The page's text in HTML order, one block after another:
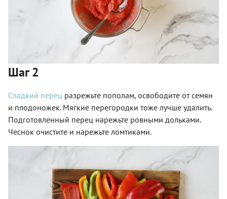
Шаг 2
Сладкий перец разрежьте пополам, освободите от семян
и плодоножек. Мягкие перегородки тоже лучше удалить.
Подготовленный перец нарежьте ровными дольками.
Чеснок очистите и нарежьте ломтиками.